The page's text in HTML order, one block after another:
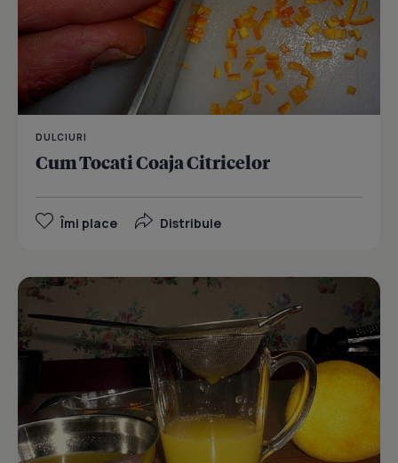
DULCIURI
Cum Tocati Coaja Citricelor
Îmi place Distribuie